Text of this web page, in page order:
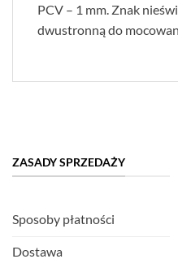
PCV – 1 mm. Znak
dwustronną do
ZASADY SPRZEDAŻY
Sposoby płatności
Dostawa